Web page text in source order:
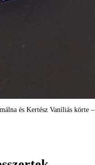
és Kertész Vaníliás